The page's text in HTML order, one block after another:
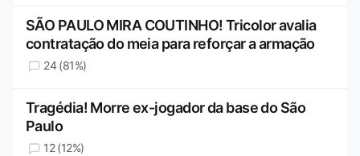
SÃO PAULO MIRA COUTINHO! Tricolor avalia
contratação do meia para reforçar a armação
24 (81%)
Tragédia! Morre ex-jogador da base do São
Paulo
12 (12%)